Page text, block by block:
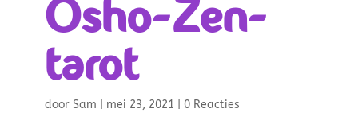
Osho-Zen-
tarot
door Sam mei 23, 2021 0 Reacties